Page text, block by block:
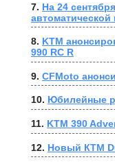
7. На 24
автоматической
8. KTM
990 RC R
9. CFMoto
10. ﻿Юбилейные
11. KTM 390
12. Новый КТМ